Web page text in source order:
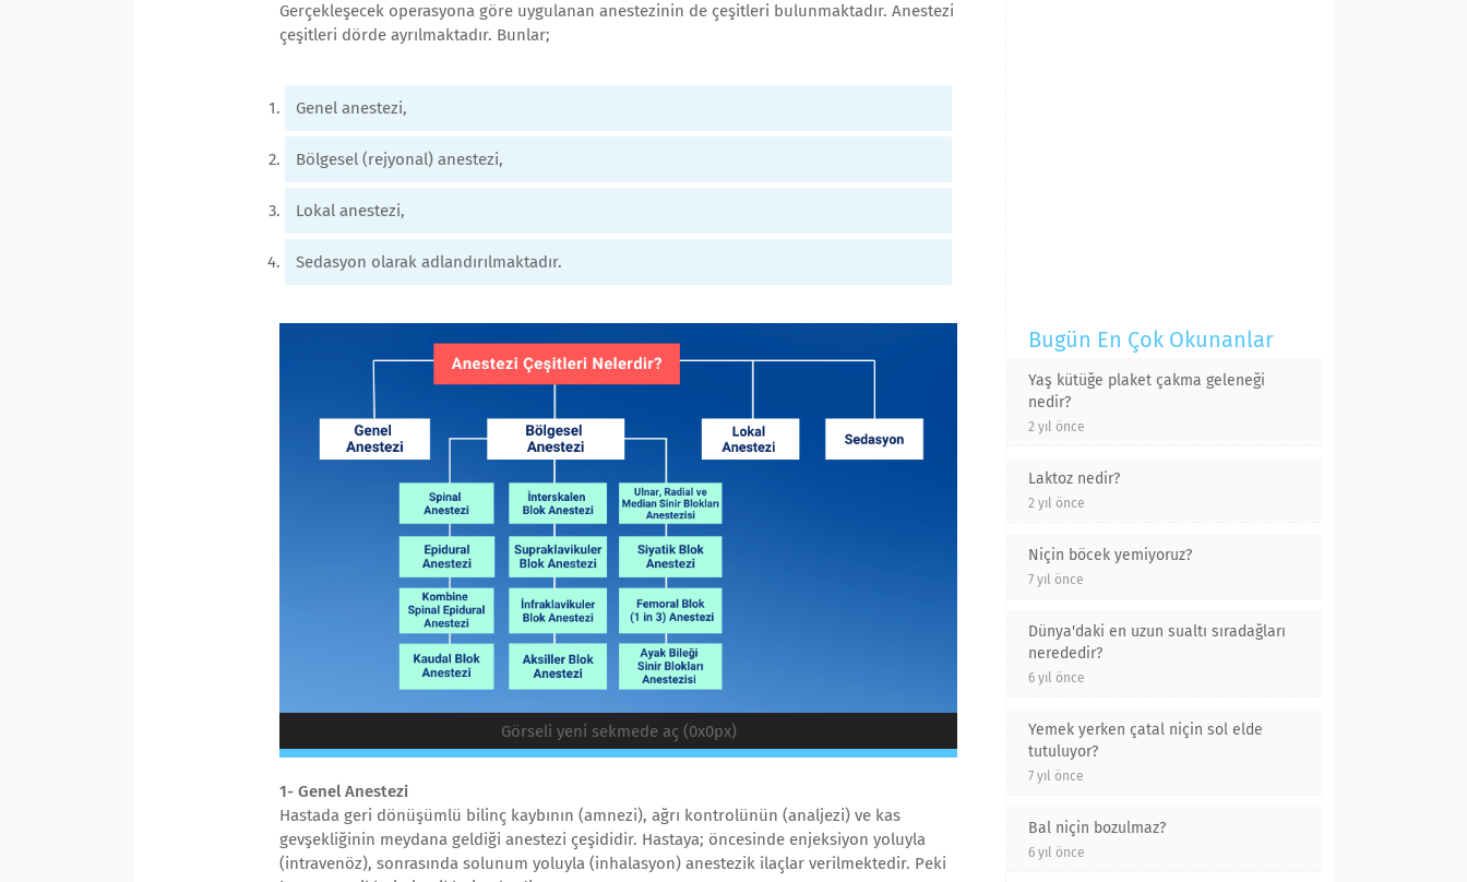
Gerçekleşecek operasyona göre uygulanan anestezinin de çeşitleri bulunmaktadır. Anestezi
çeşitleri dörde ayrılmaktadır. Bunlar;
Genel anestezi,
Bölgesel (rejyonal) anestezi,
Lokal anestezi,
Sedasyon olarak adlandırılmaktadır.
Görseli yeni sekmede aç (0x0px)
1- Genel Anestezi
Hastada geri dönüşümlü bilinç kaybının (amnezi), ağrı kontrolünün (analjezi) ve kas
gevşekliğinin meydana geldiği anestezi çeşididir. Hastaya; öncesinde enjeksiyon yoluyla
(intravenöz), sonrasında solunum yoluyla (inhalasyon) anestezik ilaçlar verilmektedir. Peki
Bugün En Çok Okunanlar
Yaş kütüğe plaket çakma geleneği
nedir?
2 yıl önce
Laktoz nedir?
2 yıl önce
Niçin böcek yemiyoruz?
7 yıl önce
Dünya'daki en uzun sualtı sıradağları
nerededir?
6 yıl önce
Yemek yerken çatal niçin sol elde
tutuluyor?
7 yıl önce
Bal niçin bozulmaz?
6 yıl önce